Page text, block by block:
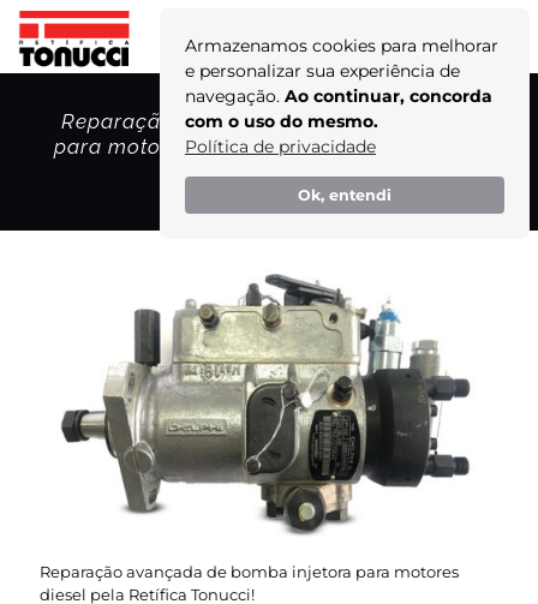
Armazenamos cookies para melhorar
e personalizar sua experiência de
navegação. Ao continuar, concorda
com o uso do mesmo.
Política de privacidade
Ok, entendi
Reparação avançada de bomba injetora
para motores diesel pela Retífica Tonucci!
Home
Reparação avançada de bomba injetora para motores
diesel pela Retífica Tonucci!